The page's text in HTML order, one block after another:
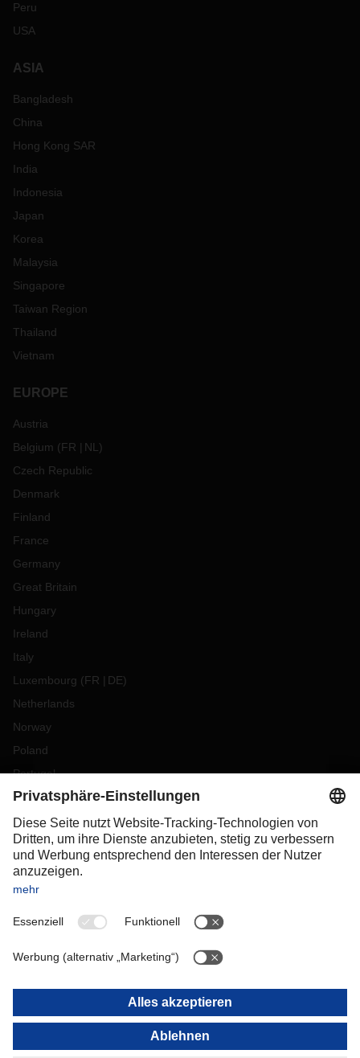
Peru
USA
ASIA
Bangladesh
China
Hong Kong SAR
India
Indonesia
Japan
Korea
Malaysia
Singapore
Taiwan Region
Thailand
Vietnam
EUROPE
Austria
Belgium (FR NL )
Czech Republic
Denmark
Finland
France
Germany
Great Britain
Hungary
Ireland
Italy
Luxembourg (FR DE)
Netherlands
Norway
Poland
Portugal
Romania
Slovakia
Spain
Sweden
Switzerland
OCEANIA